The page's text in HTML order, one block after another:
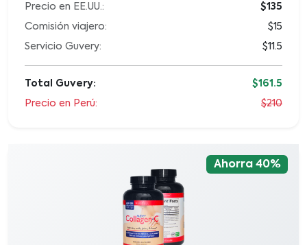
Precio en EE.UU.: $135
Comisión viajero: $15
Servicio Guvery: $11.5
Total Guvery: $161.5
Precio en Perú: $210
Ahorra 40%